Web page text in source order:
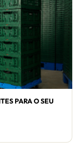
PARA O SEU